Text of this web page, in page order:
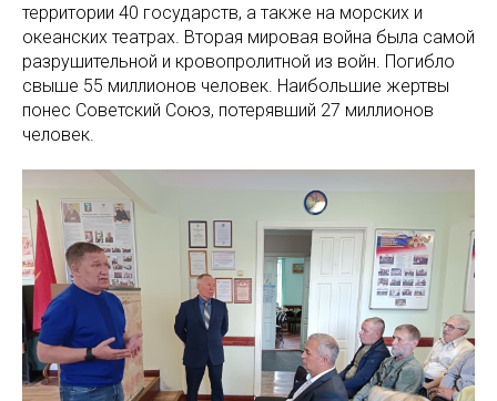
территории 40 государств, а также на морских и
океанских театрах. Вторая мировая война была самой
разрушительной и кровопролитной из войн. Погибло
свыше 55 миллионов человек. Наибольшие жертвы
понес Советский Союз, потерявший 27 миллионов
человек.